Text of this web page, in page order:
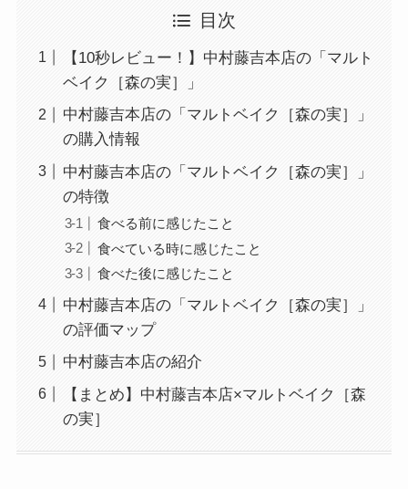
目次
【10秒レビュー！】中村藤吉本店の「マルト
ベイク［森の実］」
中村藤吉本店の「マルトベイク［森の実］」
の購入情報
中村藤吉本店の「マルトベイク［森の実］」
の特徴
食べる前に感じたこと
食べている時に感じたこと
食べた後に感じたこと
中村藤吉本店の「マルトベイク［森の実］」
の評価マップ
中村藤吉本店の紹介
【まとめ】中村藤吉本店×マルトベイク［森
の実］